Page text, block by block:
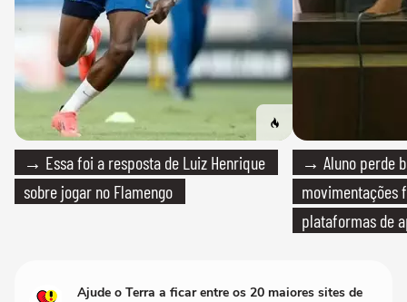
→ Essa foi a resposta de Luiz Henrique
sobre jogar no Flamengo
→ Aluno perde
movimentações
plataformas de
Ajude o Terra a ficar entre os 20 maiores sites de